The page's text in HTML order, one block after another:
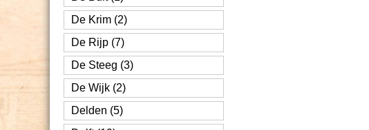
De Krim (2)
De Rijp (7)
De Steeg (3)
De Wijk (2)
Delden (5)